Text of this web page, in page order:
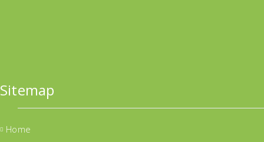
Sitemap
Home